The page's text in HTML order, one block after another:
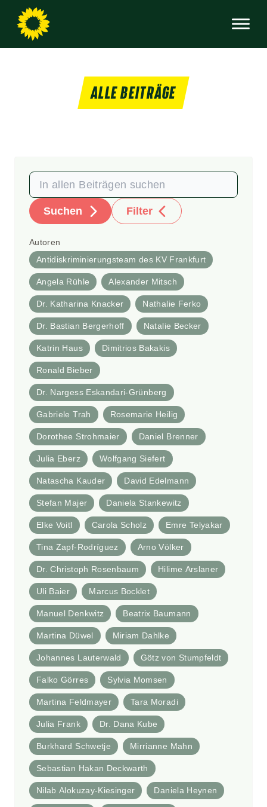
ALLE BEITRÄGE
Suchen Filter
Autoren
Antidiskriminierungsteam des KV Frankfurt
Angela Rühle Alexander Mitsch
Dr. Katharina Knacker Nathalie Ferko
Dr. Bastian Bergerhoff Natalie Becker
Katrin Haus Dimitrios Bakakis
Ronald Bieber
Dr. Nargess Eskandari-Grünberg
Gabriele Trah Rosemarie Heilig
Dorothee Strohmaier Daniel Brenner
Julia Eberz Wolfgang Siefert
Natascha Kauder David Edelmann
Stefan Majer Daniela Stankewitz
Elke Voitl Carola Scholz Emre Telyakar
Tina Zapf-Rodríguez Arno Völker
Dr. Christoph Rosenbaum Hilime Arslaner
Uli Baier Marcus Bocklet
Manuel Denkwitz Beatrix Baumann
Martina Düwel Miriam Dahlke
Johannes Lauterwald Götz von Stumpfeldt
Falko Görres Sylvia Momsen
Martina Feldmayer Tara Moradi
Julia Frank Dr. Dana Kube
Burkhard Schwetje Mirrianne Mahn
Sebastian Hakan Deckwarth
Nilab Alokuzay-Kiesinger Daniela Heynen